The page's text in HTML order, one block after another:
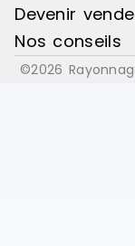
Devenir
Nos conseils
©2026